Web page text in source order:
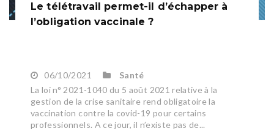
Le télétravail permet-il d’échapper à
l’obligation vaccinale ?
06/10/2021
Santé
La loi n° 2021-1040 du 5 août 2021 relative à la
gestion de la crise sanitaire rend obligatoire la
vaccination contre la covid-19 pour certains
professionnels. A ce jour, il n’existe pas de...